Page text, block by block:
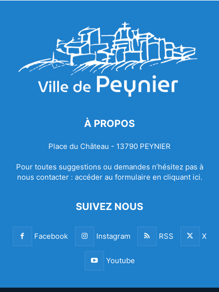
À PROPOS
Place du Château - 13790 PEYNIER
Pour toutes suggestions ou demandes n’hésitez pas à
nous contacter : accéder au formulaire en cliquant ici.
SUIVEZ NOUS
Facebook Instagram RSS X
Youtube